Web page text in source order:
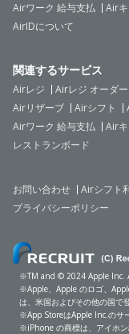
Airワーク 給与支払
Air
AirIDについて
関連するサービス
Airレジ Airレジ オーダー
Airリザーブ
Airシフト
Airワーク 給与支払
Air
レストランボード
お問い合わせ Airシフト
プライバシーポリシー
※TM and © 2024 Apple Inc.
※Apple、Apple のロゴ、
は、米国およびその他の国で
※App StoreはApple Inc.のサ
※iPhone の商標は、アイホン